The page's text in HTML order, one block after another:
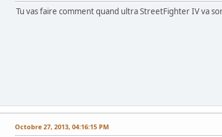
Tu vas faire comment quand ultra StreetFighter IV va
Octobre 27, 2013, 04:16:15 PM